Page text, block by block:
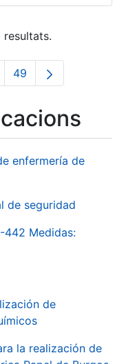
resultats.
intermèdies
Pàgina
49
enfermería de
de seguridad
442 Medidas:
de
la realización de